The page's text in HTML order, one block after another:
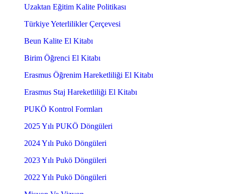
Uzaktan Eğitim Kalite Politikası
Türkiye Yeterlilikler Çerçevesi
Beun Kalite El Kitabı
Birim Öğrenci El Kitabı
Erasmus Öğrenim Hareketliliği El Kitabı
Erasmus Staj Hareketliliği El Kitabı
PUKÖ Kontrol Formları
2025 Yılı PUKÖ Döngüleri
2024 Yılı Pukö Döngüleri
2023 Yılı Pukö Döngüleri
2022 Yılı Pukö Döngüleri